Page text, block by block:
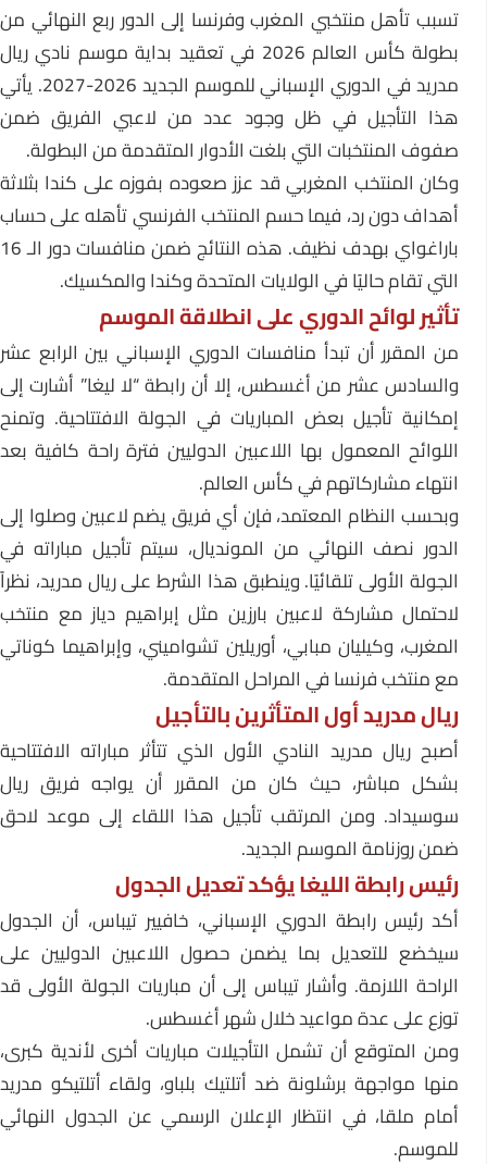
تسبب تأهل منتخبي المغرب وفرنسا إلى الدور ربع النهائي من
بطولة كأس العالم 2026 في تعقيد بداية موسم نادي ريال
مدريد في الدوري الإسباني للموسم الجديد 2026-2027. يأتي
هذا التأجيل في ظل وجود عدد من لاعبي الفريق ضمن
صفوف المنتخبات التي بلغت الأدوار المتقدمة من البطولة.
وكان المنتخب المغربي قد عزز صعوده بفوزه على كندا بثلاثة
أهداف دون رد، فيما حسم المنتخب الفرنسي تأهله على حساب
باراغواي بهدف نظيف. هذه النتائج ضمن منافسات دور الـ 16
التي تقام حاليًا في الولايات المتحدة وكندا والمكسيك.
تأثير لوائح الدوري على انطلاقة الموسم
من المقرر أن تبدأ منافسات الدوري الإسباني بين الرابع عشر
والسادس عشر من أغسطس، إلا أن رابطة “لا ليغا” أشارت إلى
إمكانية تأجيل بعض المباريات في الجولة الافتتاحية. وتمنح
اللوائح المعمول بها اللاعبين الدوليين فترة راحة كافية بعد
انتهاء مشاركاتهم في كأس العالم.
وبحسب النظام المعتمد، فإن أي فريق يضم لاعبين وصلوا إلى
الدور نصف النهائي من المونديال، سيتم تأجيل مباراته في
الجولة الأولى تلقائيًا. وينطبق هذا الشرط على ريال مدريد، نظراً
لاحتمال مشاركة لاعبين بارزين مثل إبراهيم دياز مع منتخب
المغرب، وكيليان مبابي، أوريلين تشواميني، وإبراهيما كوناتي
مع منتخب فرنسا في المراحل المتقدمة.
ريال مدريد أول المتأثرين بالتأجيل
أصبح ريال مدريد النادي الأول الذي تتأثر مباراته الافتتاحية
بشكل مباشر، حيث كان من المقرر أن يواجه فريق ريال
سوسيداد. ومن المرتقب تأجيل هذا اللقاء إلى موعد لاحق
ضمن روزنامة الموسم الجديد.
رئيس رابطة الليغا يؤكد تعديل الجدول
أكد رئيس رابطة الدوري الإسباني، خافيير تيباس، أن الجدول
سيخضع للتعديل بما يضمن حصول اللاعبين الدوليين على
الراحة اللازمة. وأشار تيباس إلى أن مباريات الجولة الأولى قد
توزع على عدة مواعيد خلال شهر أغسطس.
ومن المتوقع أن تشمل التأجيلات مباريات أخرى لأندية كبرى،
منها مواجهة برشلونة ضد أتلتيك بلباو، ولقاء أتلتيكو مدريد
أمام ملقا، في انتظار الإعلان الرسمي عن الجدول النهائي
للموسم.